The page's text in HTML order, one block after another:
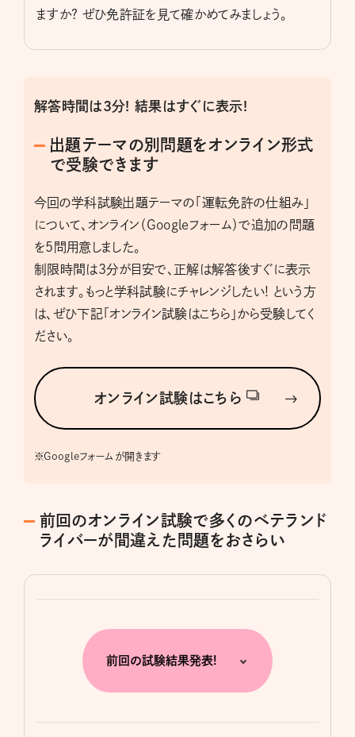
ますか? ぜひ免許証を見て確かめてみましょう。
解答時間は3分! 結果はすぐに表示!
出題テーマの別問題をオンライン形式
で受験できます
今回の学科試験出題テーマの「運転免許の仕組み」
について、オンライン（Googleフォーム）で追加の問題
を5問用意しました。
制限時間は3分が目安で、正解は解答後すぐに表示
されます。もっと学科試験にチャレンジしたい! という方
は、ぜひ下記「オンライン試験はこちら」から受験してく
ださい。
オンライン試験はこちら
※Googleフォームが開きます
前回のオンライン試験で多くのベテランド
ライバーが間違えた問題をおさらい
前回の試験結果発表!